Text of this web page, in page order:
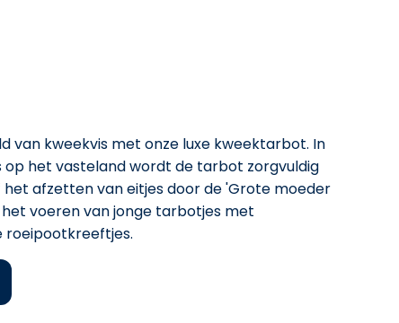
van kweekvis met onze luxe kweektarbot. In
op het vasteland wordt de tarbot zorgvuldig
afzetten van eitjes door de 'Grote moeder
voeren van jonge tarbotjes met
roeipootkreeftjes.